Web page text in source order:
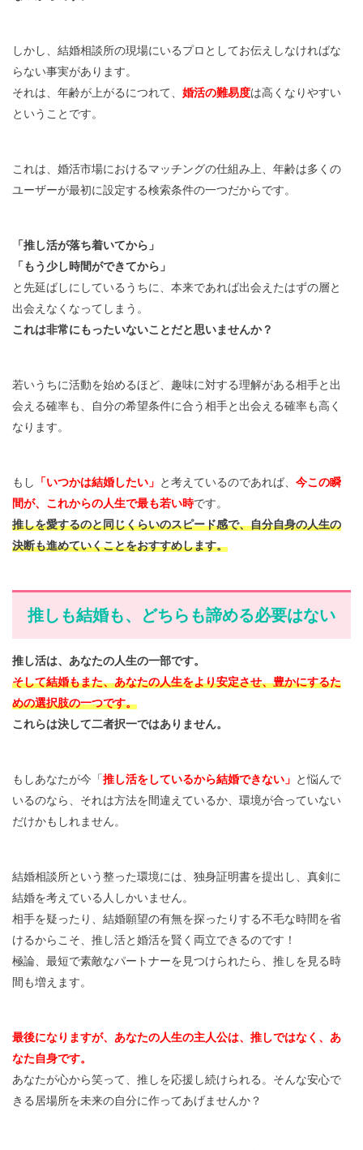
しかし、結婚相談所の現場にいるプロとしてお伝えしなければな
らない事実があります。
それは、年齢が上がるにつれて、 婚活の難易度は高くなりやすい
ということです。
これは、婚活市場におけるマッチングの仕組み上、年齢は多くの
ユーザーが最初に設定する検索条件の一つだからです。
「推し活が落ち着いてから」
「もう少し時間ができてから」
と先延ばしにしているうちに、本来であれば出会えたはずの層と
出会えなくなってしまう。
これは非常にもったいないことだと思いませんか？
若いうちに活動を始めるほど、趣味に対する理解がある相手と出
会える確率も、自分の希望条件に合う相手と出会える確率も高く
なります。
もし 「いつかは結婚したい」 と考えているのであれば、 今この瞬
間が、これからの人生で最も若い時です。
推しを愛するのと同じくらいのスピード感で、自分自身の人生の
決断も進めていくことをおすすめします。
推しも結婚も、どちらも諦める必要はない
推し活は、あなたの人生の一部です。
そして結婚もまた、あなたの人生をより安定させ、豊かにするた
めの選択肢の一つです。
これらは決して二者択一ではありません。
もしあなたが今「推し活をしているから結婚できない」 と悩んで
いるのなら、それは方法を間違えているか、環境が合っていない
だけかもしれません。
結婚相談所という整った環境には、独身証明書を提出し、真剣に
結婚を考えている人しかいません。
相手を疑ったり、結婚願望の有無を探ったりする不毛な時間を省
けるからこそ、推し活と婚活を賢く両立できるのです！
極論、最短で素敵なパートナーを見つけられたら、推しを見る時
間も増えます。
最後になりますが、あなたの人生の主人公は、推しではなく、あ
なた自身です。
あなたが心から笑って、推しを応援し続けられる。そんな安心で
きる居場所を未来の自分に作ってあげませんか？